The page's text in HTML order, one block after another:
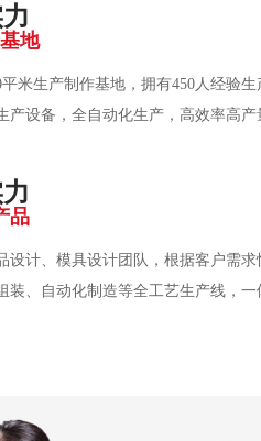
地
平米生产制作基地，拥有450人经验生
产设备，全自动化生产，高效率高产
品
设计、模具设计团队，根据客户需求
装、自动化制造等全工艺生产线，